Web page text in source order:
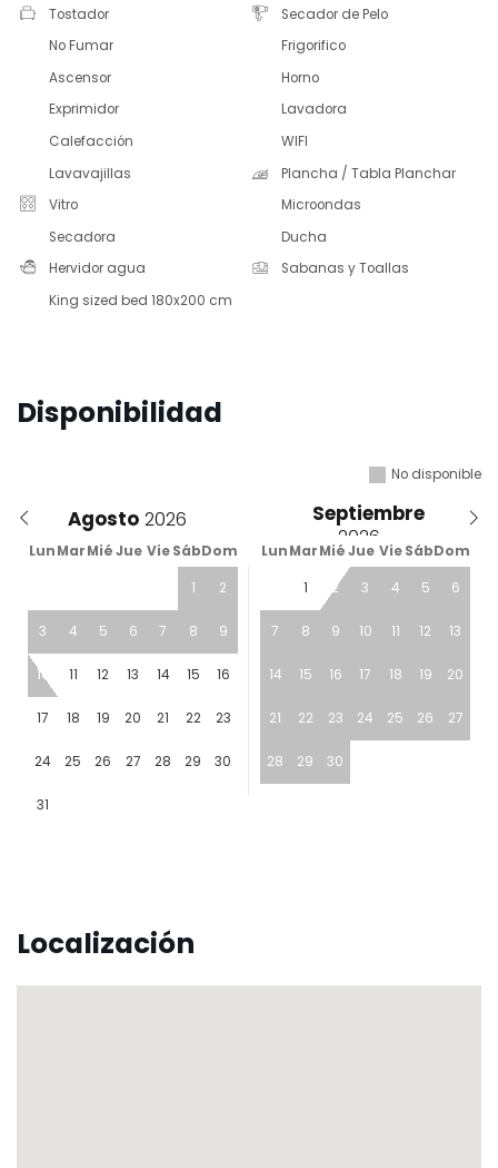
Tostador
Secador de Pelo
No Fumar
Frigorifico
Ascensor
Horno
Exprimidor
Lavadora
Calefacción
WIFI
Lavavajillas
Plancha / Tabla Planchar
Vitro
Microondas
Secadora
Ducha
Hervidor agua
Sabanas y Toallas
King sized bed 180x200 cm
Disponibilidad
No disponible
Agosto Septiembre
LunMarMiéJue Vie SábDom LunMarMiéJue Vie SábDom
1 2
3 4 5 6 7 8 9
10 11 12 13 14 15 16
17 18 19 20 21 22 23
24 25 26 27 28 29 30
31
1 2 3 4 5 6
7 8 9 10 11 12 13
14 15 16 17 18 19 20
21 22 23 24 25 26 27
28 29 30
Localización